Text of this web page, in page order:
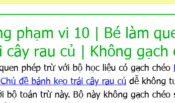
Tài liệu VIP
phạm vi 10 | Bé làm
cây rau củ | Không gạch
phép trừ với bộ học liệu có gạch chéo
đề bánh kẹo trái cây rau củ dễ không
bộ toán trừ này. Bộ này không gạch chéo